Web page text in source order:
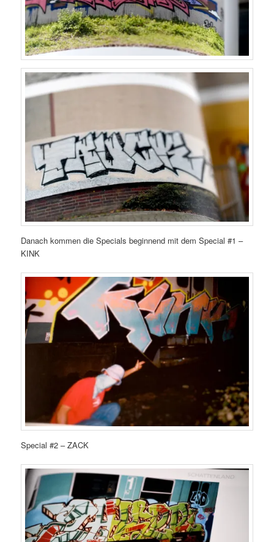
Danach kommen die Specials beginnend mit dem Special #1 –
KINK
Special #2 – ZACK